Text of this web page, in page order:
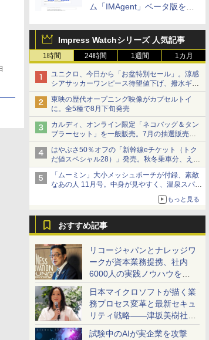
ム「IMAgent」ベータ版を提
Impress Watchシリーズ 人気記事
1時間 24時間 1週間 1カ月
ユニクロ、今日から「お盆特別セール」。涼感
シアサッカーワンピース待望値下げ、撥水ギア
ショーツは1990円に
東映の歴代オープニング映像がカプセルトイ
に。全5種で8月下旬発売
カルディ、オンライン限定「ネコバッグ＆タン
ブラーセット」を一般販売。7月の抽選販売の
当選無効分
はやぶさ50％オフの「新幹線eチケット（トク
だ値スペシャル28）」発売。秋冬乗車分、えき
ねっと限定
「ムーミン」大小メッシュポーチが付録、素敵
なあの人 11月号。中身が見やすく、温泉スパに
もっと見る
おすすめ記事
リコージャパンとナレッジワ
ークが資本業務提携、社内
6000人の実践ノウハウを生
かした「AI商談記録 for
RICOH」を展開へ
日本マイクロソフトが描く業
務プロセス変革と最新セキュ
リティ戦略――津坂美樹社長
が2027年度戦略を説明
試験中のAIが実企業を攻撃